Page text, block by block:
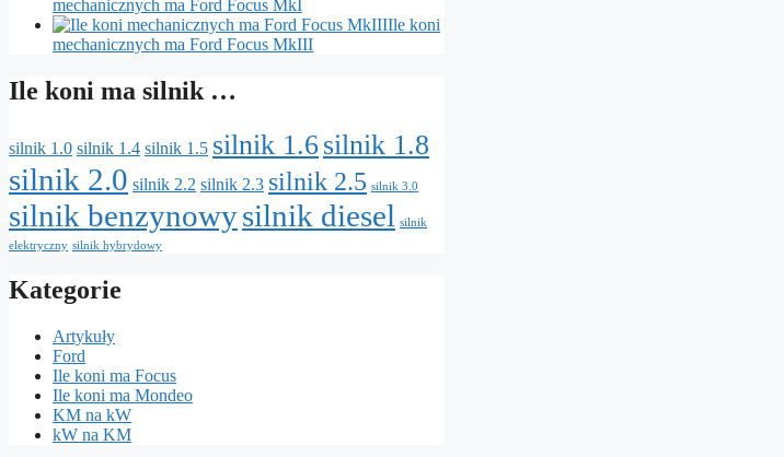
mechanicznych ma Ford Focus MkI
Ile koni
mechanicznych ma Ford Focus MkIII
Ile koni ma silnik …
silnik 1.0 silnik 1.4 silnik 1.5 silnik 1.6silnik 1.8
silnik 2.0 silnik 2.2 silnik 2.3 silnik 2.5 silnik 3.0
silnik benzynowysilnik diesel silnik
elektryczny silnik hybrydowy
Kategorie
Artykuły
Ford
Ile koni ma Focus
Ile koni ma Mondeo
KM na kW
kW na KM